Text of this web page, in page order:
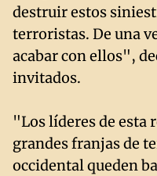
destruir estos
terroristas. De una
acabar con ellos",
invitados.
"Los líderes de esta
grandes franjas de
occidental queden